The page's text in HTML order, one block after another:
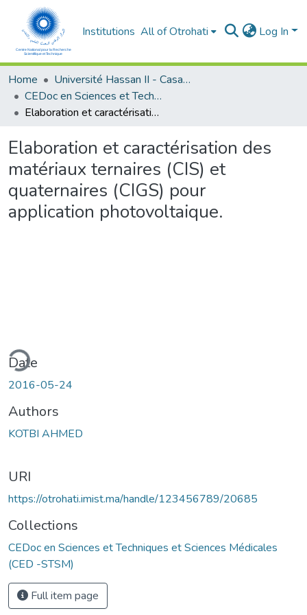
Institutions All of Otrohati Log In
Home
Université Hassan II - Casablanca
CEDoc en Sciences et Techniques et Sciences Médicales (CED -STSM)
Elaboration et caractérisation des matériaux ternaires (CIS) et quaternaires (CIGS) pour application photovoltaique.
Elaboration et caractérisation des
matériaux ternaires (CIS) et
quaternaires (CIGS) pour
application photovoltaique.
Date
2016-05-24
Authors
KOTBI AHMED
URI
https://otrohati.imist.ma/handle/123456789/20685
Collections
CEDoc en Sciences et Techniques et Sciences Médicales
(CED -STSM)
Full item page